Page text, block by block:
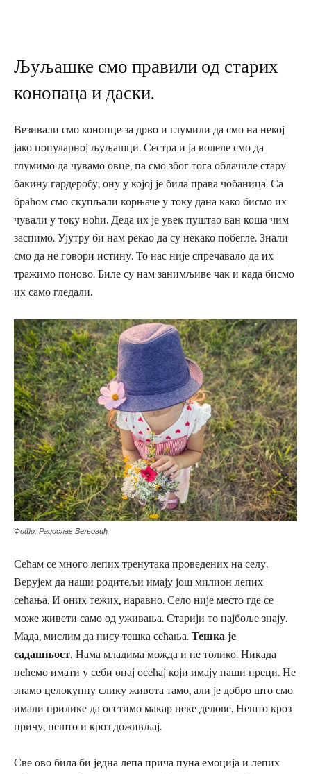
Љуљашке смо правили од старих
конопаца и даски.
Везивали смо конопце за дрво и глумили да смо на некој
јако популарној љуљашци. Сестра и ја волеле смо да
глумимо да чувамо овце, па смо због тога облачиле стару
бакину гардеробу, ону у којој је била права чобаница. Са
браћом смо скупљали корњаче у току дана како бисмо их
чували у току ноћи. Деда их је увек пуштао ван коша чим
заспимо. Ујутру би нам рекао да су некако побегле. Знали
смо да не говори истину. То нас није спречавало да их
тражимо поново. Биле су нам занимљиве чак и када бисмо
их само гледали.
Фото: Радослав Вељовић
Сећам се много лепих тренутака проведених на селу.
Верујем да наши родитељи имају још милион лепих
сећања. И оних тежих, наравно. Село није место где се
може живети само од уживања. Старији то најбоље знају.
Мада, мислим да нису тешка сећања. Тешка је
садашњост. Нама младима можда и не толико. Никада
нећемо имати у себи онај осећај који имају наши преци. Не
знамо целокупну слику живота тамо, али је добро што смо
имали прилике да осетимо макар неке делове. Нешто кроз
причу, нешто и кроз доживљај.
Све ово била би једна лепа прича пуна емоција и лепих